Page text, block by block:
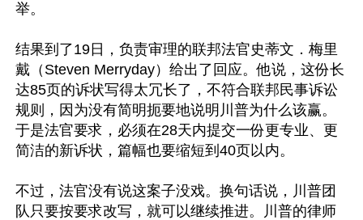
举。
结果到了19日，负责审理的联邦法官史蒂文．梅里
戴（Steven Merryday）给出了回应。他说，这份长
达85页的诉状写得太冗长了，不符合联邦民事诉讼
规则，因为没有简明扼要地说明川普为什么该赢。
于是法官要求，必须在28天内提交一份更专业、更
简洁的新诉状，篇幅也要缩短到40页以内。
不过，法官没有说这案子没戏。换句话说，川普团
队只要按要求改写，就可以继续推进。川普的律师